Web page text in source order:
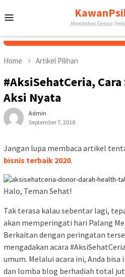
to
Membahas Semua
Home Artikel Pilihan
#AksiSehatCeria,
Aksi Nyata
Admin
September 7, 2018
Jangan lupa membaca artikel
bisnis terbaik 2020.
Halo, Teman Sehat!
Tak terasa kalau sebentar lagi,
akan memperingati hari Palang
Berkaitan dengan peringatan
mengadakan acara
umum. Melalui acara ini, Anda bisa
dan lomba blog berhadiah total